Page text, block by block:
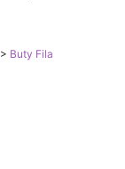
> Buty Fila